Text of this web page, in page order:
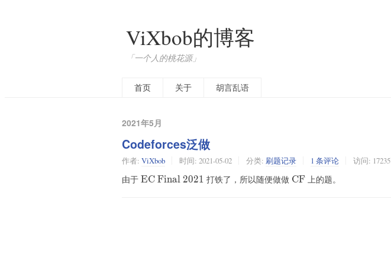
ViXbob的博客
「一个人的桃花源」
首页
关于 胡言乱语
2021年5月
Codeforces泛做
作者: ViXbob 时间: 2021-05-02 分类: 刷题记录 1 条评论 访问: 17235
由于 \text{EC
EC Final 2021 打铁了，所以随便做做 \text{CF}
CF 上的题。